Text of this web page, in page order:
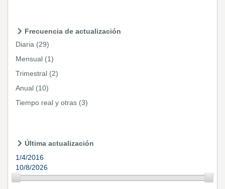
Frecuencia de actualización
Diaria (29)
Mensual (1)
Trimestral (2)
Anual (10)
Tiempo real y otras (3)
Última actualización
1/4/2016
10/8/2026